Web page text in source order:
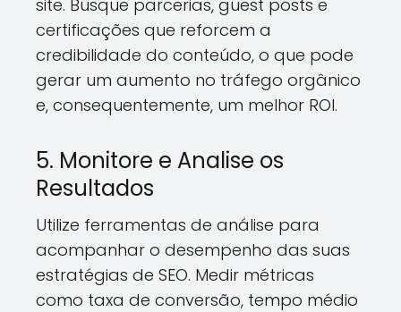
site. Busque parcerias, guest posts e
certificações que reforcem a
credibilidade do conteúdo, o que pode
gerar um aumento no tráfego orgânico
e, consequentemente, um melhor ROI.
5. Monitore e Analise os
Resultados
Utilize ferramentas de análise para
acompanhar o desempenho das suas
estratégias de SEO. Medir métricas
como taxa de conversão, tempo médio